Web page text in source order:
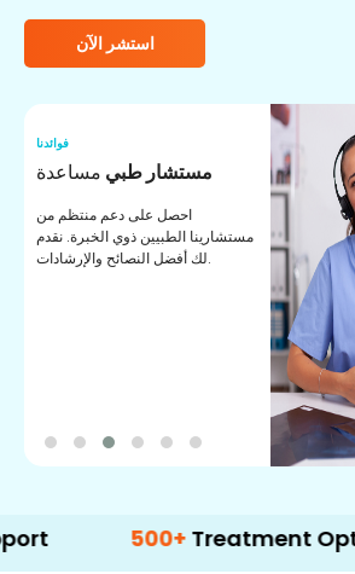
استشر الآن
فوائدنا
مستشار طبي مساعدة
احصل على دعم منتظم من
مستشارينا الطبيين ذوي الخبرة. نقدم
لك أفضل النصائح والإرشادات.
500+ Treatment Options